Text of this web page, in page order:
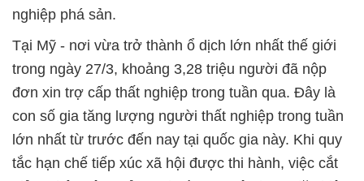
nghiệp phá sản.
Tại Mỹ - nơi vừa trở thành ổ dịch lớn nhất thế giới
trong ngày 27/3, khoảng 3,28 triệu người đã nộp
đơn xin trợ cấp thất nghiệp trong tuần qua. Đây là
con số gia tăng lượng người thất nghiệp trong tuần
lớn nhất từ trước đến nay tại quốc gia này. Khi quy
tắc hạn chế tiếp xúc xã hội được thi hành, việc cắt